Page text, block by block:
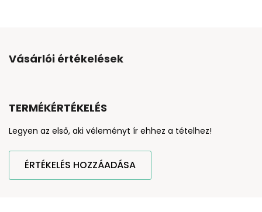
Vásárlói értékelések
TERMÉKÉRTÉKELÉS
Legyen az első, aki véleményt ír ehhez a tételhez!
ÉRTÉKELÉS HOZZÁADÁSA